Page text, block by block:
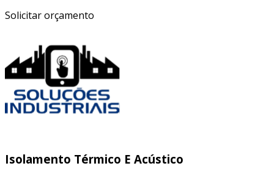
Solicitar orçamento
Isolamento Térmico E Acústico